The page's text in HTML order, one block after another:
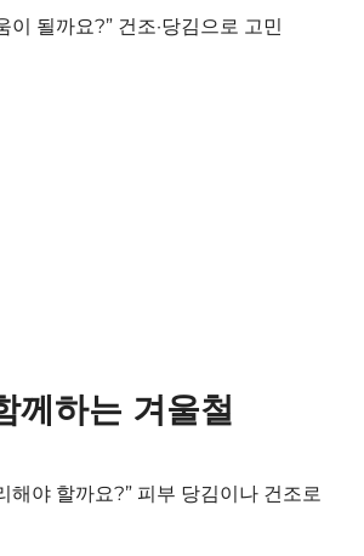
될까요?” 건조·당김으로 고민
께하는 겨울철
해야 할까요?” 피부 당김이나 건조로